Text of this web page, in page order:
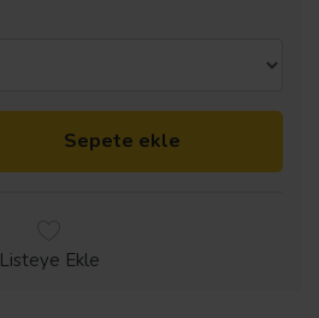
Sepete ekle
Listeye Ekle